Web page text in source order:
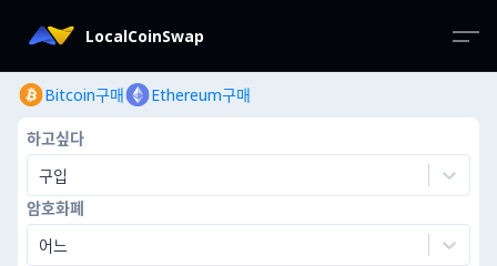
LocalCoinSwap
Bitcoin구매 Ethereum구매
하고싶다
구입
암호화폐
어느